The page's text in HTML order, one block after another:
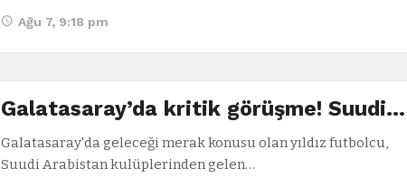
Ağu 7, 9:18 pm
Galatasaray’da kritik görüşme! Suudi…
Galatasaray'da geleceği merak konusu olan yıldız futbolcu,
Suudi Arabistan kulüplerinden gelen…